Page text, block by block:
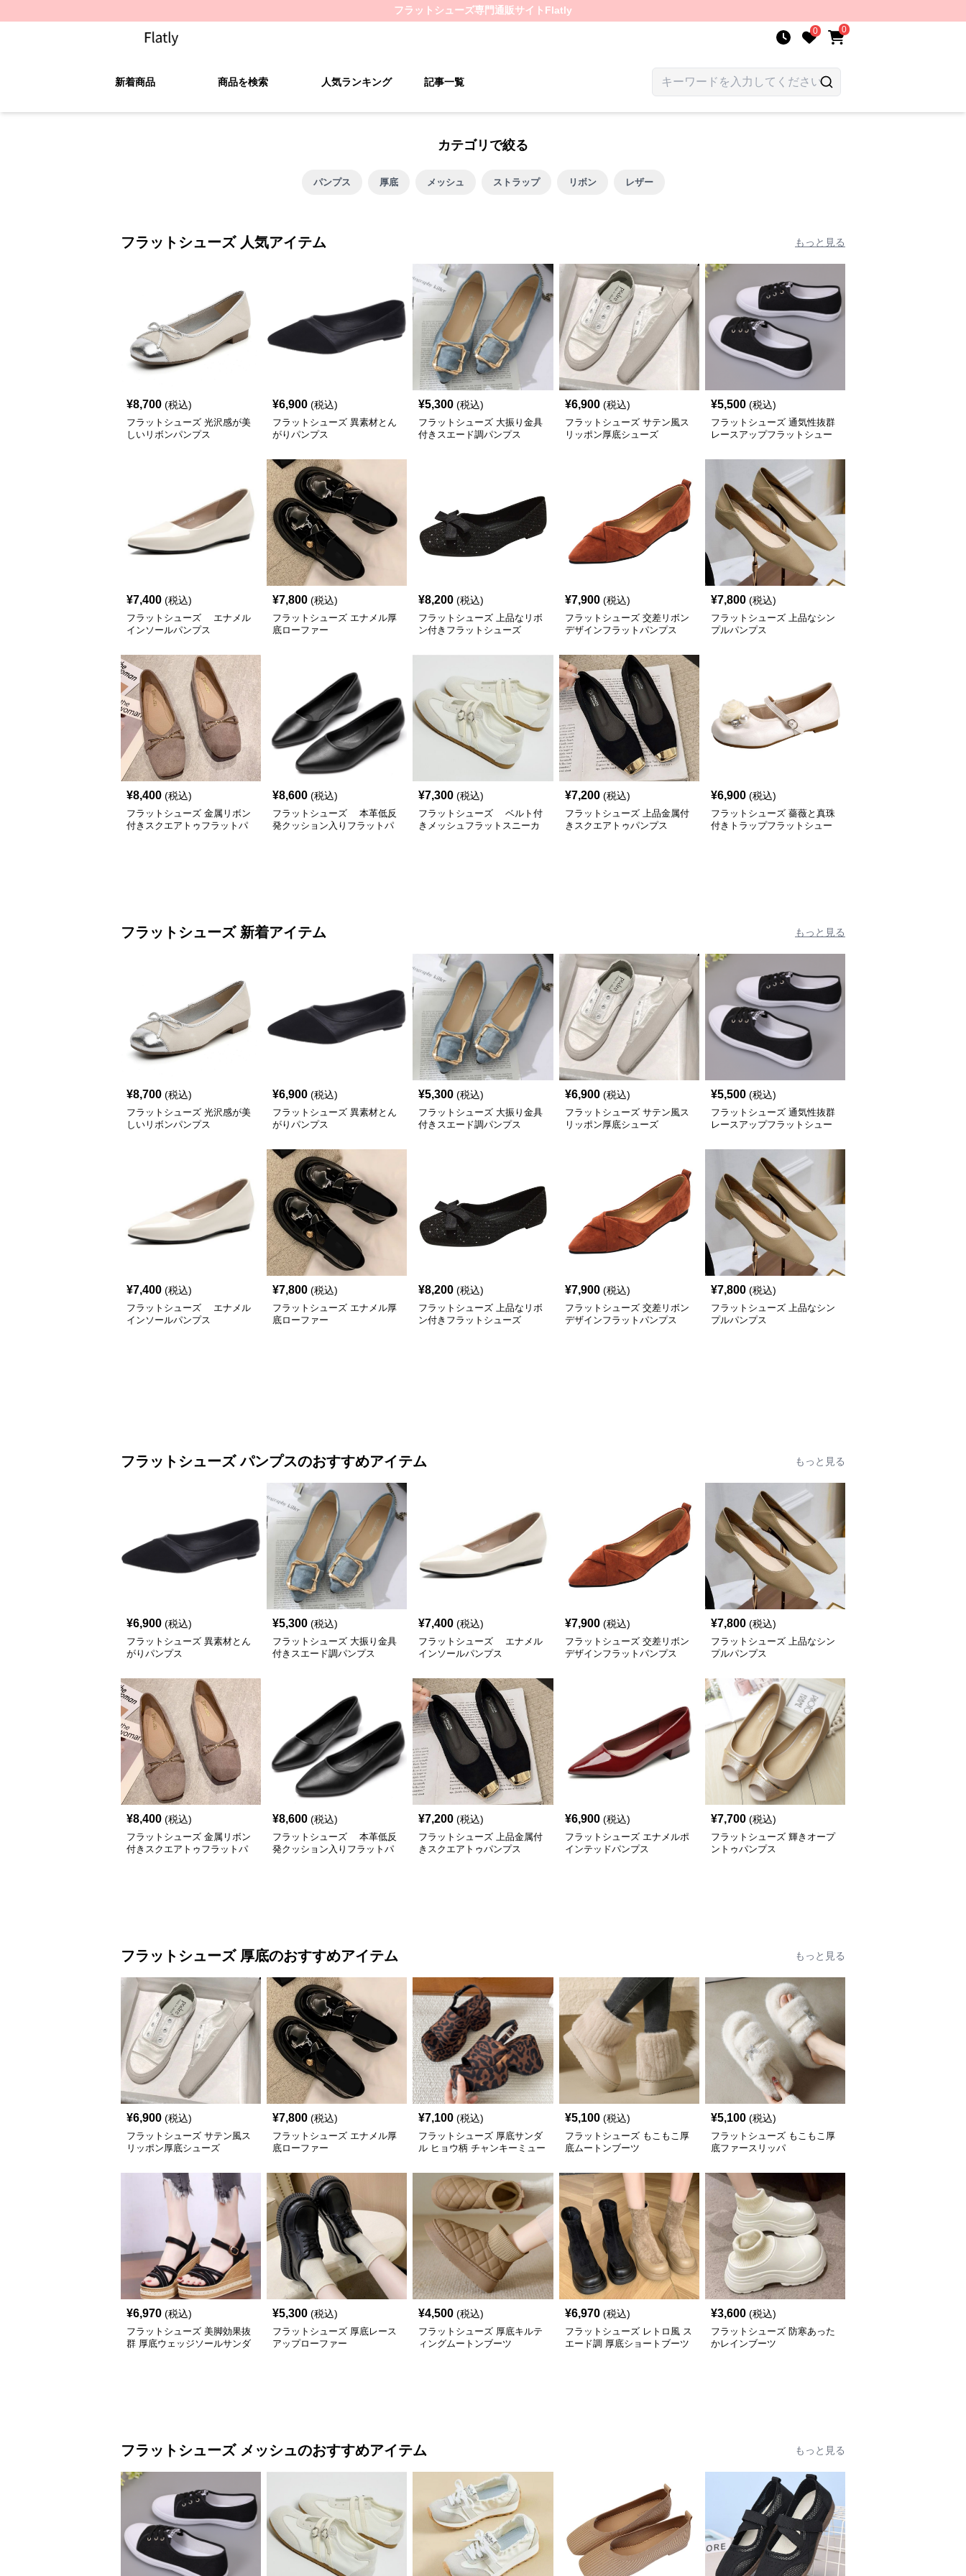
フラットシューズ専門通販サイト Flatly
0 0
新着商品 商品を検索 人気ランキング 記事一覧
カテゴリで絞る
パンプス 厚底 メッシュ ストラップ リボン レザー
フラットシューズ 人気アイテム もっと見る
¥8,700 (税込)
フラットシューズ 光沢感が美
しいリボンパンプス
¥6,900 (税込)
フラットシューズ 異素材とん
がりパンプス
¥5,300 (税込)
フラットシューズ 大振り金具
付きスエード調パンプス
¥6,900 (税込)
フラットシューズ サテン風ス
リッポン厚底シューズ
¥5,500 (税込)
フラットシューズ 通気性抜群
レースアップフラットシュー
¥7,400 (税込)
フラットシューズ エナメル
インソールパンプス
¥7,800 (税込)
フラットシューズ エナメル厚
底ローファー
¥8,200 (税込)
フラットシューズ 上品なリボ
ン付きフラットシューズ
¥7,900 (税込)
フラットシューズ 交差リボン
デザインフラットパンプス
¥7,800 (税込)
フラットシューズ 上品なシン
プルパンプス
¥8,400 (税込)
フラットシューズ 金属リボン
付きスクエアトゥフラットパ
¥8,600 (税込)
フラットシューズ 本革低反
発クッション入りフラットパ
¥7,300 (税込)
フラットシューズ ベルト付
きメッシュフラットスニーカ
¥7,200 (税込)
フラットシューズ 上品金属付
きスクエアトゥパンプス
¥6,900 (税込)
フラットシューズ 薔薇と真珠
付きトラップフラットシュー
フラットシューズ 新着アイテム もっと見る
¥8,700 (税込)
フラットシューズ 光沢感が美
しいリボンパンプス
¥6,900 (税込)
フラットシューズ 異素材とん
がりパンプス
¥5,300 (税込)
フラットシューズ 大振り金具
付きスエード調パンプス
¥6,900 (税込)
フラットシューズ サテン風ス
リッポン厚底シューズ
¥5,500 (税込)
フラットシューズ 通気性抜群
レースアップフラットシュー
¥7,400 (税込)
フラットシューズ エナメル
インソールパンプス
¥7,800 (税込)
フラットシューズ エナメル厚
底ローファー
¥8,200 (税込)
フラットシューズ 上品なリボ
ン付きフラットシューズ
¥7,900 (税込)
フラットシューズ 交差リボン
デザインフラットパンプス
¥7,800 (税込)
フラットシューズ 上品なシン
プルパンプス
フラットシューズ パンプスのおすすめアイテム もっと見る
¥6,900 (税込)
フラットシューズ 異素材とん
がりパンプス
¥5,300 (税込)
フラットシューズ 大振り金具
付きスエード調パンプス
¥7,400 (税込)
フラットシューズ エナメル
インソールパンプス
¥7,900 (税込)
フラットシューズ 交差リボン
デザインフラットパンプス
¥7,800 (税込)
フラットシューズ 上品なシン
プルパンプス
¥8,400 (税込)
フラットシューズ 金属リボン
付きスクエアトゥフラットパ
¥8,600 (税込)
フラットシューズ 本革低反
発クッション入りフラットパ
¥7,200 (税込)
フラットシューズ 上品金属付
きスクエアトゥパンプス
¥6,900 (税込)
フラットシューズ エナメルポ
インテッドパンプス
¥7,700 (税込)
フラットシューズ 輝きオープ
ントゥパンプス
フラットシューズ 厚底のおすすめアイテム もっと見る
¥6,900 (税込)
フラットシューズ サテン風ス
リッポン厚底シューズ
¥7,800 (税込)
フラットシューズ エナメル厚
底ローファー
¥7,100 (税込)
フラットシューズ 厚底サンダ
ル ヒョウ柄 チャンキーミュー
¥5,100 (税込)
フラットシューズ もこもこ厚
底ムートンブーツ
¥5,100 (税込)
フラットシューズ もこもこ厚
底ファースリッパ
¥6,970 (税込)
フラットシューズ 美脚効果抜
群 厚底ウェッジソールサンダ
¥5,300 (税込)
フラットシューズ 厚底レース
アップローファー
¥4,500 (税込)
フラットシューズ 厚底キルテ
ィングムートンブーツ
¥6,970 (税込)
フラットシューズ レトロ風 ス
エード調 厚底ショートブーツ
¥3,600 (税込)
フラットシューズ 防寒あった
かレインブーツ
フラットシューズ メッシュのおすすめアイテム もっと見る